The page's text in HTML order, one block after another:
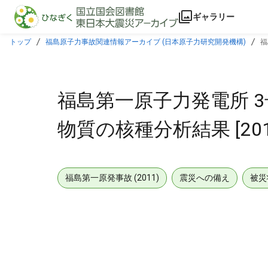
本文に飛ぶ
ギャラリー
トップ 福島原子力事故関連情報アーカイブ (日本原子力研究開発機構)
福島第一原子力発電所
物質の核種分析結果
福島第一原発事故 (2011) 震災への備え 被災